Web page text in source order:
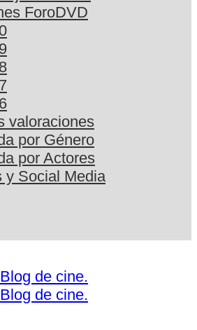
ForoDVD
valoraciones
por Género
por Actores
y Social Media